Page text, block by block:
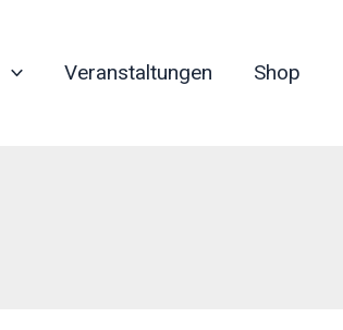
Veranstaltungen Shop